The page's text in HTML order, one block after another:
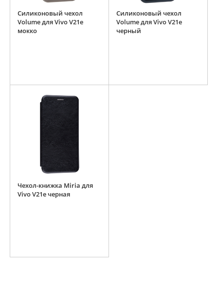
Силиконовый чехол
Volume для Vivo V21e
мокко
Силиконовый чехол
Volume для Vivo V21e
черный
Чехол-книжка Miria для
Vivo V21e черная